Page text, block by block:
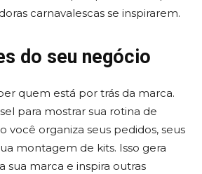
carnavalescas se inspirarem.
do seu negócio
quem está por trás da marca.
para mostrar sua rotina de
você organiza seus pedidos, seus
montagem de kits. Isso gera
sua marca e inspira outras